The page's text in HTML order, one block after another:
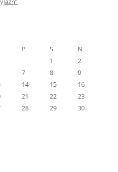
P S
N
1
2
7 8
9
14 15
16
21 22
23
28 29
30